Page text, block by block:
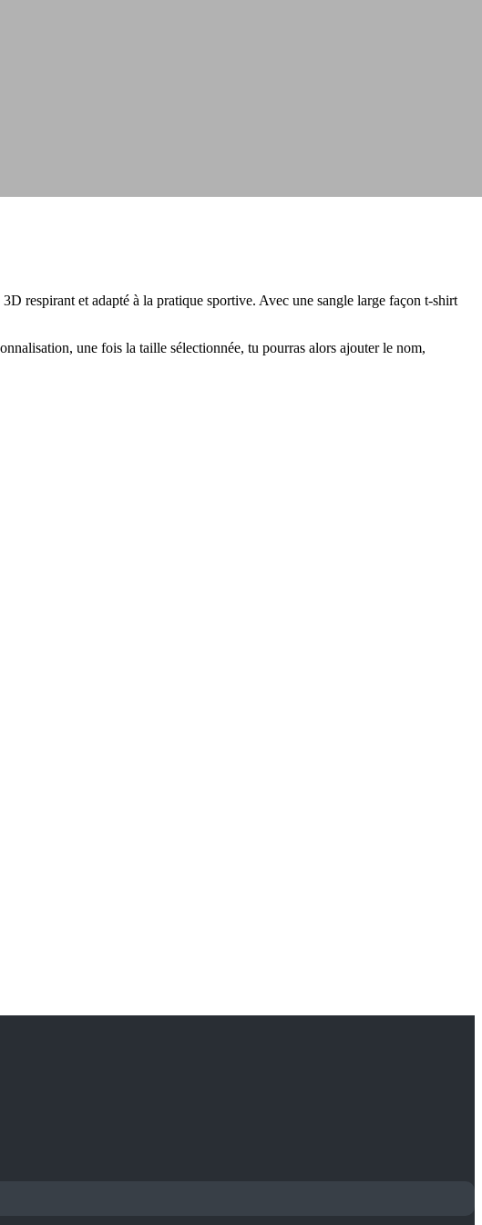
respirant et adapté à la pratique sportive. Avec une sangle large façon t-shirt
une fois la taille sélectionnée, tu pourras alors ajouter le nom,